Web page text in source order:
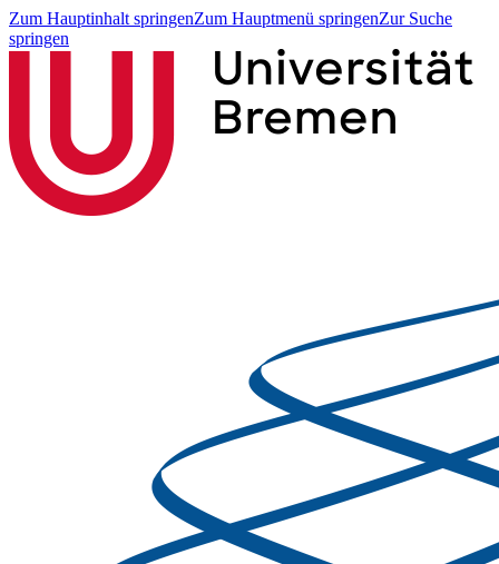
Zum Hauptinhalt springenZum Hauptmenü springenZur Suche
springen